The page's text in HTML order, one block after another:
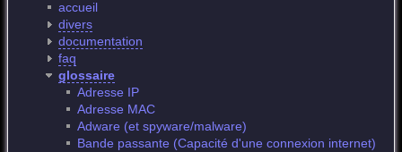
accueil
divers
documentation
faq
glossaire
Adresse IP
Adresse MAC
Adware (et spyware/malware)
Bande passante (Capacité d'une connexion internet)